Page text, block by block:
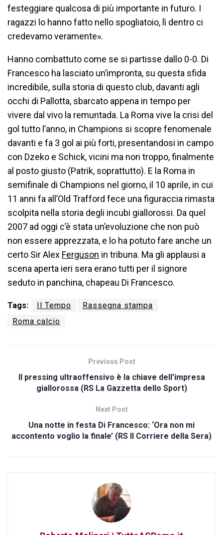
festeggiare qualcosa di più importante in futuro. I
ragazzi lo hanno fatto nello spogliatoio, lì dentro ci
credevamo veramente».
Hanno combattuto come se si partisse dallo 0-0. Di
Francesco ha lasciato un’impronta, su questa sfida
incredibile, sulla storia di questo club, davanti agli
occhi di Pallotta, sbarcato appena in tempo per
vivere dal vivo la remuntada. La Roma vive la crisi del
gol tutto l’anno, in Champions si scopre fenomenale
davanti e fa 3 gol ai più forti, presentandosi in campo
con Dzeko e Schick, vicini ma non troppo, finalmente
al posto giusto (Patrik, soprattutto). E la Roma in
semifinale di Champions nel giorno, il 10 aprile, in cui
11 anni fa all’Old Trafford fece una figuraccia rimasta
scolpita nella storia degli incubi giallorossi. Da quel
2007 ad oggi c’è stata un’evoluzione che non può
non essere apprezzata, e lo ha potuto fare anche un
certo Sir Alex Ferguson in tribuna. Ma gli applausi a
scena aperta ieri sera erano tutti per il signore
seduto in panchina, chapeau Di Francesco.
Tags: Il Tempo
Rassegna stampa
Roma calcio
Previous Post
Il pressing ultraoffensivo è la chiave dell’impresa
giallorossa (RS La Gazzetta dello Sport)
Next Post
Una notte in festa Di Francesco: ‘Ora non mi
accontento voglio la finale’ (RS Il Corriere della Sera)